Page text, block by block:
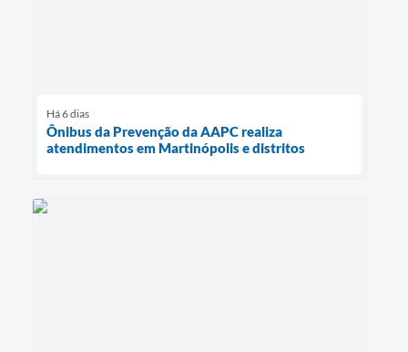
Há 6 dias
Ônibus da Prevenção da AAPC realiza
atendimentos em Martinópolis e distritos